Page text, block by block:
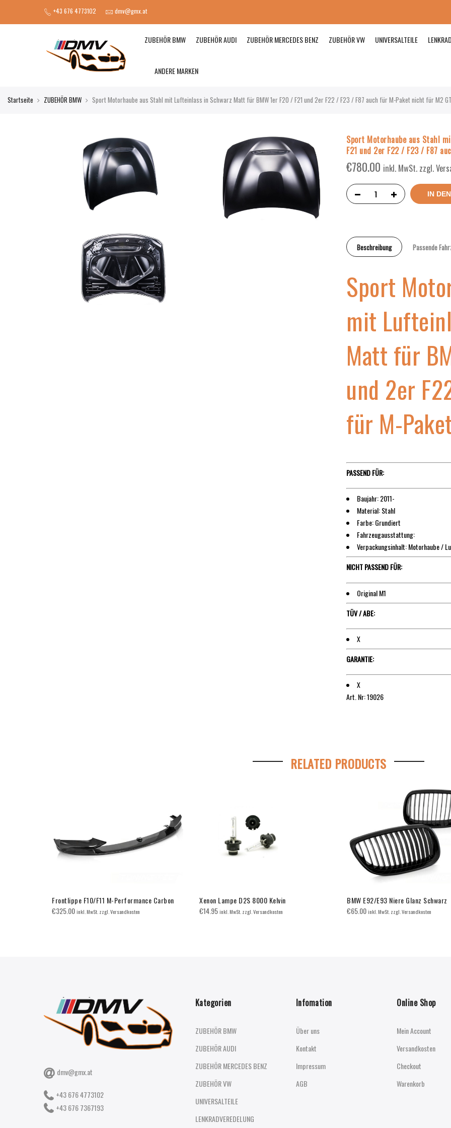
+43 676 4773102 dmv@gmx.at
ZUBEHÖR BMW ZUBEHÖR AUDI ZUBEHÖR MERCEDES BENZ ZUBEHÖR VW UNIVERSALTEILE
ANDERE MARKEN
Startseite ZUBEHÖR BMW Sport Motorhaube aus Stahl mit Lufteinlass in Schwarz Matt für BMW 1er F20 / F21 und 2er F22 / F23 / F87 auch für M-Paket nicht für M2
Sport Motorhaube aus Stahl
F21 und 2er F22 / F23 / F87
€780.00 inkl. MwSt. zzgl.
IN
Beschreibung Passende
Sport
mit
Matt für
und 2er
für M-
PASSEND FÜR:
Baujahr: 2011-
Material: Stahl
Farbe: Grundiert
Fahrzeugausstattung:
Verpackungsinhalt: Motorhaube /
NICHT PASSEND FÜR:
Original M1
TÜV / ABE:
X
GARANTIE:
X
Art. Nr: 19026
RELATED PRODUCTS
Frontlippe F10/F11 M-Performance Carbon
€325.00inkl. MwSt. zzgl. Versandkosten
Xenon Lampe D2S 8000 Kelvin
€14.95inkl. MwSt. zzgl. Versandkosten
BMW E92/E93 Niere Glanz Schwarz
€65.00inkl. MwSt. zzgl. Versandkosten
dmv@gmx.at
+43 676 4773102
+43 676 7367193
Kategorien
ZUBEHÖR BMW
ZUBEHÖR AUDI
ZUBEHÖR MERCEDES BENZ
ZUBEHÖR VW
UNIVERSALTEILE
LENKRADVEREDELUNG
Infomation
Über uns
Kontakt
Impressum
AGB
Online Shop
Mein Account
Versandkosten
Checkout
Warenkorb